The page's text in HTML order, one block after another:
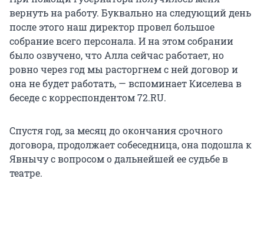
вернуть на работу. Буквально на следующий день
после этого наш директор провел большое
собрание всего персонала. И на этом собрании
было озвучено, что Алла сейчас работает, но
ровно через год мы расторгнем с ней договор и
она не будет работать, — вспоминает Киселева в
беседе с корреспондентом 72.RU.
Спустя год, за месяц до окончания срочного
договора, продолжает собеседница, она подошла к
Явнычу с вопросом о дальнейшей ее судьбе в
театре.